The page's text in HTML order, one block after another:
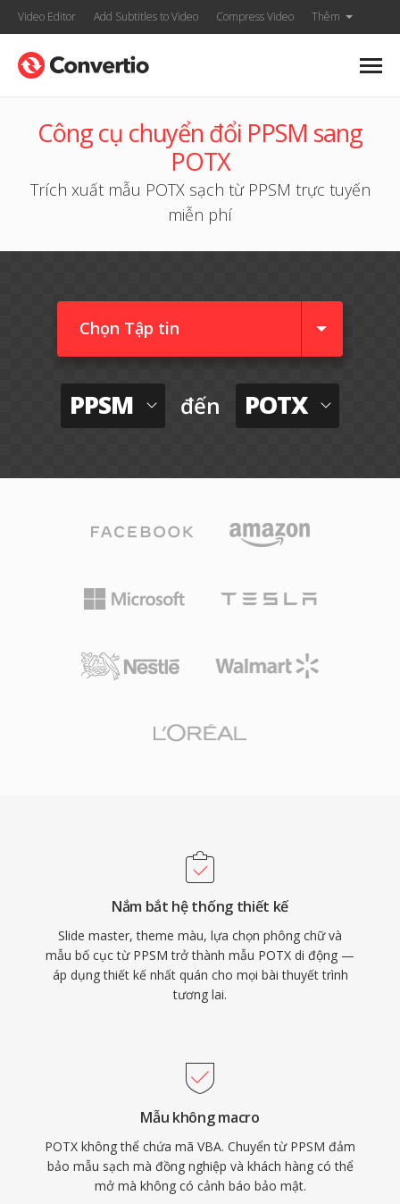
Video Editor Add Subtitles to Video Compress Video Thêm
Công cụ chuyển đổi PPSM sang
POTX
Trích xuất mẫu POTX sạch từ PPSM trực tuyến
miễn phí
Chọn Tập tin
PPSM đến POTX
Nắm bắt hệ thống thiết kế
Slide master, theme màu, lựa chọn phông chữ và
mẫu bố cục từ PPSM trở thành mẫu POTX di động —
áp dụng thiết kế nhất quán cho mọi bài thuyết trình
tương lai.
Mẫu không macro
POTX không thể chứa mã VBA. Chuyển từ PPSM đảm
bảo mẫu sạch mà đồng nghiệp và khách hàng có thể
mở mà không có cảnh báo bảo mật.